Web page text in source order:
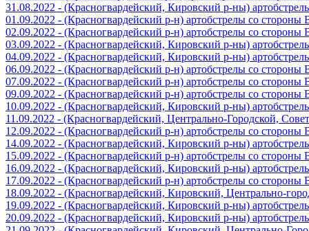
31.08.2022 - (Красногвардейский, Кировский р-ны)
01.09.2022 - (Красногвардейский р-н) артобстрелы со
02.09.2022 - (Красногвардейский р-н) артобстрелы со
03.09.2022 - (Красногвардейский, Кировский р-ны)
04.09.2022 - (Красногвардейский, Кировский р-ны)
06.09.2022 - (Красногвардейский р-н) артобстрелы со
07.09.2022 - (Красногвардейский р-н) артобстрелы со
09.09.2022 - (Красногвардейский р-н) артобстрелы со
10.09.2022 - (Красногвардейский, Кировский р-ны)
11.09.2022 - (Красногвардейский, Центрально-Городской,
12.09.2022 - (Красногвардейский р-н) артобстрелы со
14.09.2022 - (Красногвардейский, Кировский р-ны)
15.09.2022 - (Красногвардейский р-н) артобстрелы со
16.09.2022 - (Красногвардейский, Кировский р-ны)
17.09.2022 - (Красногвардейский р-н) артобстрелы со
18.09.2022 - (Красногвардейский, Кировский, Центрально-
19.09.2022 - (Красногвардейский, Кировский р-ны)
20.09.2022 - (Красногвардейский, Кировский р-ны)